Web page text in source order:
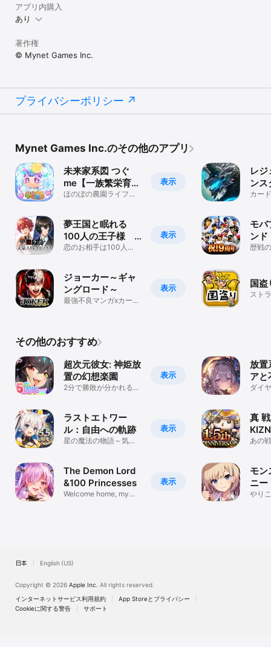
アプリ内購入
あり
著作権
© Mynet Games Inc.
プライバシーポリシー
Mynet Games Inc.のその他のアプリ
表示
未来家系図 つぐ
me【一族繁栄育成
ゲーム】
ほのぼの農園ライフを
表示
夢王国と眠れる
100人の王子様
女性向けパズル恋
恋のお相手は100人の
表示
ジョーカー～ギャ
ングロード～
最強不良マンガxカード
レジ
ンス
麗カ
カー
モバ
ンド
歴戦
国盗
スト
その他のおすすめ
表示
超次元彼女: 神姫放
置の幻想楽園
2分で勝敗が分かれる華
表示
ラストエトワー
ル：自由への軌跡
星の魔法の物語～気軽
表示
The Demon Lord
&100 Princesses
Welcome home, my
放置
アと
ジョ
ダイ
真
あの
モン
ニー
やり
日本 English (US)
Copyright © 2026 Apple Inc. All rights reserved.
インターネットサービス利用規約
App Storeとプライバシー
Cookieに関する警告
サポート